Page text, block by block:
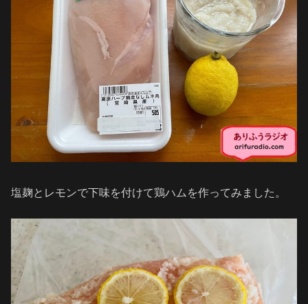
塩麹とレモンで下味を付けて鶏ハムを作ってみました。